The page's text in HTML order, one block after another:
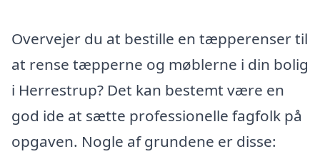
Overvejer du at bestille en tæpperenser til
at rense tæpperne og møblerne i din bolig
i Herrestrup? Det kan bestemt være en
god ide at sætte professionelle fagfolk på
opgaven. Nogle af grundene er disse: